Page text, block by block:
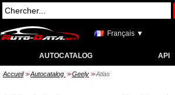
Français ▼
AUTOCATALOG API
Accueil >> Autocatalog >> Geely >> Atlas